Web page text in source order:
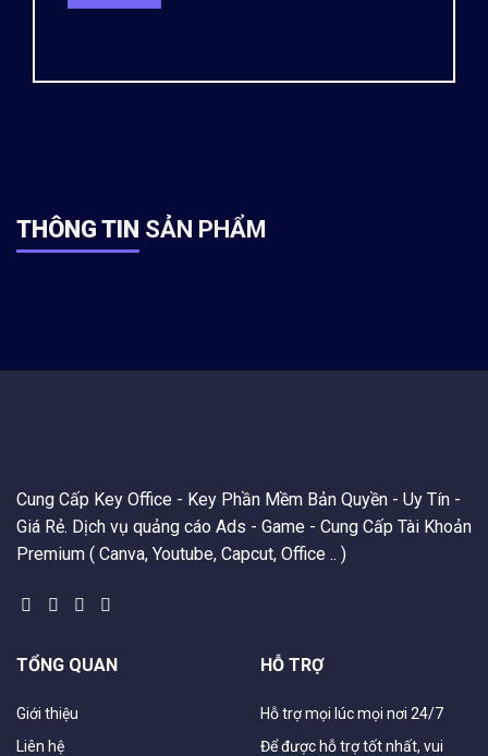
THÔNG TIN SẢN PHẨM
Cung Cấp Key Office - Key Phần Mềm Bản Quyền - Uy Tín -
Giá Rẻ. Dịch vụ quảng cáo Ads - Game - Cung Cấp Tài Khoản
Premium ( Canva, Youtube, Capcut, Office .. )
TỔNG QUAN
Giới thiệu
Liên hệ
HỖ TRỢ
Hỗ trợ mọi lúc mọi nơi 24/7
Để được hỗ trợ tốt nhất, vui